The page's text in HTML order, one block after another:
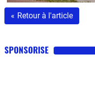
« Retour à l'article
SPONSORISE